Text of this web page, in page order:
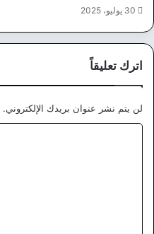
30 يوليو، 2025
اترك تعليقاً
لن يتم نشر عنوان بريدك الإلكتروني.